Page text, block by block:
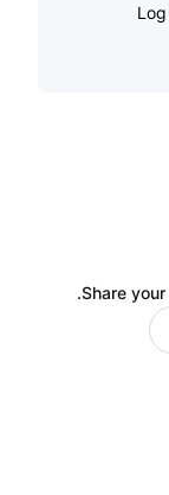
Share